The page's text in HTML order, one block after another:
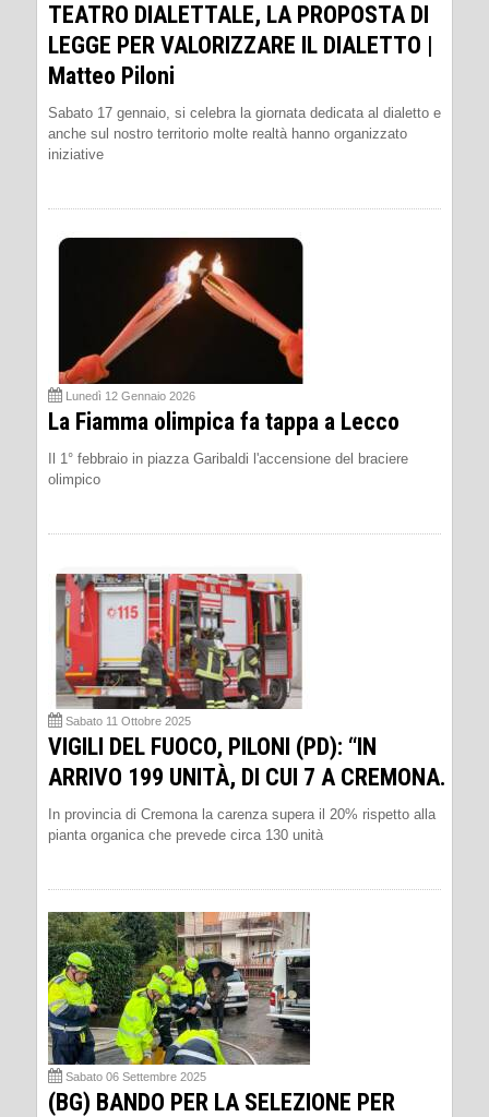
TEATRO DIALETTALE, LA PROPOSTA DI
LEGGE PER VALORIZZARE IL DIALETTO |
Matteo Piloni
Sabato 17 gennaio, si celebra la giornata dedicata al dialetto e
anche sul nostro territorio molte realtà hanno organizzato
iniziative
Lunedì 12 Gennaio 2026
La Fiamma olimpica fa tappa a Lecco
Il 1° febbraio in piazza Garibaldi l'accensione del braciere
olimpico
Sabato 11 Ottobre 2025
VIGILI DEL FUOCO, PILONI (PD): “IN
ARRIVO 199 UNITÀ, DI CUI 7 A CREMONA.
In provincia di Cremona la carenza supera il 20% rispetto alla
pianta organica che prevede circa 130 unità
Sabato 06 Settembre 2025
(BG) BANDO PER LA SELEZIONE PER